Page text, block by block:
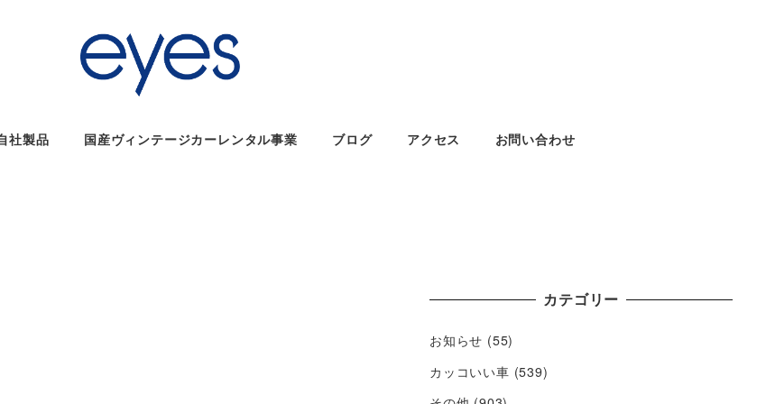
社製品 国産ヴィンテージカーレンタル事業 ブログ アクセス お問い合わせ
カテゴリー
お知らせ (55)
カッコいい車 (539)